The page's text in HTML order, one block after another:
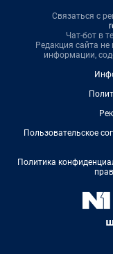
Связаться с
Чат-бот в
Редакция сайта не
информации,
Пользовательское
Политика